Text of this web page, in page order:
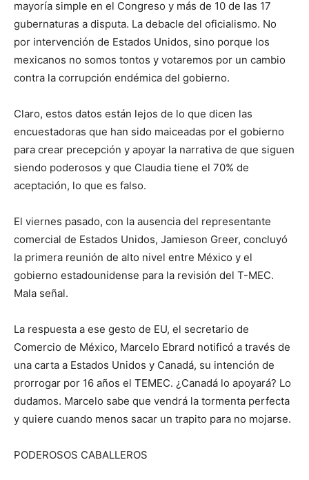
mayoría simple en el Congreso y más de 10 de las 17
gubernaturas a disputa. La debacle del oficialismo. No
por intervención de Estados Unidos, sino porque los
mexicanos no somos tontos y votaremos por un cambio
contra la corrupción endémica del gobierno.
Claro, estos datos están lejos de lo que dicen las
encuestadoras que han sido maiceadas por el gobierno
para crear precepción y apoyar la narrativa de que siguen
siendo poderosos y que Claudia tiene el 70% de
aceptación, lo que es falso.
El viernes pasado, con la ausencia del representante
comercial de Estados Unidos, Jamieson Greer, concluyó
la primera reunión de alto nivel entre México y el
gobierno estadounidense para la revisión del T-MEC.
Mala señal.
La respuesta a ese gesto de EU, el secretario de
Comercio de México, Marcelo Ebrard notificó a través de
una carta a Estados Unidos y Canadá, su intención de
prorrogar por 16 años el TEMEC. ¿Canadá lo apoyará? Lo
dudamos. Marcelo sabe que vendrá la tormenta perfecta
y quiere cuando menos sacar un trapito para no mojarse.
PODEROSOS CABALLEROS